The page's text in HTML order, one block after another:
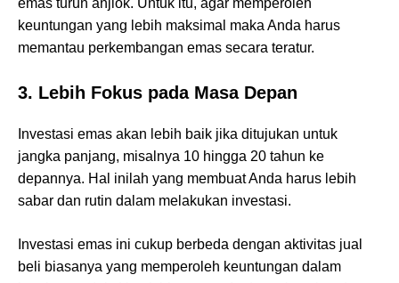
keuntungan yang lebih maksimal maka Anda harus
memantau perkembangan emas secara teratur.
3. Lebih Fokus pada Masa Depan
Investasi emas akan lebih baik jika ditujukan untuk
jangka panjang, misalnya 10 hingga 20 tahun ke
depannya. Hal inilah yang membuat Anda harus lebih
sabar dan rutin dalam melakukan investasi.
Investasi emas ini cukup berbeda dengan aktivitas jual
beli biasanya yang memperoleh keuntungan dalam